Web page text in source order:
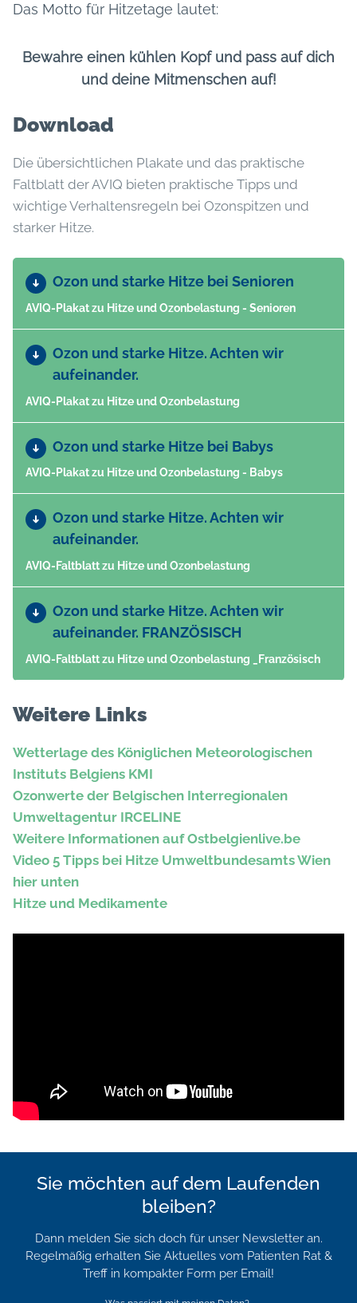
Das Motto für Hitzetage lautet:
Bewahre einen kühlen Kopf und pass auf dich
und deine Mitmenschen auf!
Download
Die übersichtlichen Plakate und das praktische
Faltblatt der AVIQ bieten praktische Tipps und
wichtige Verhaltensregeln bei Ozonspitzen und
starker Hitze.
Ozon und starke Hitze bei Senioren
AVIQ-Plakat zu Hitze und Ozonbelastung - Senioren
Ozon und starke Hitze. Achten wir
aufeinander.
AVIQ-Plakat zu Hitze und Ozonbelastung
Ozon und starke Hitze bei Babys
AVIQ-Plakat zu Hitze und Ozonbelastung - Babys
Ozon und starke Hitze. Achten wir
aufeinander.
AVIQ-Faltblatt zu Hitze und Ozonbelastung
Ozon und starke Hitze. Achten wir
aufeinander. FRANZÖSISCH
AVIQ-Faltblatt zu Hitze und Ozonbelastung _Französisch
Weitere Links
Wetterlage des Königlichen Meteorologischen
Instituts Belgiens KMI
Ozonwerte der Belgischen Interregionalen
Umweltagentur IRCELINE
Weitere Informationen auf Ostbelgienlive.be
Video 5 Tipps bei Hitze Umweltbundesamts Wien
hier unten
Hitze und Medikamente
Sie möchten auf dem Laufenden
bleiben?
Dann melden Sie sich doch für unser Newsletter an.
Regelmäßig erhalten Sie Aktuelles vom Patienten Rat &
Treff in kompakter Form per Email!